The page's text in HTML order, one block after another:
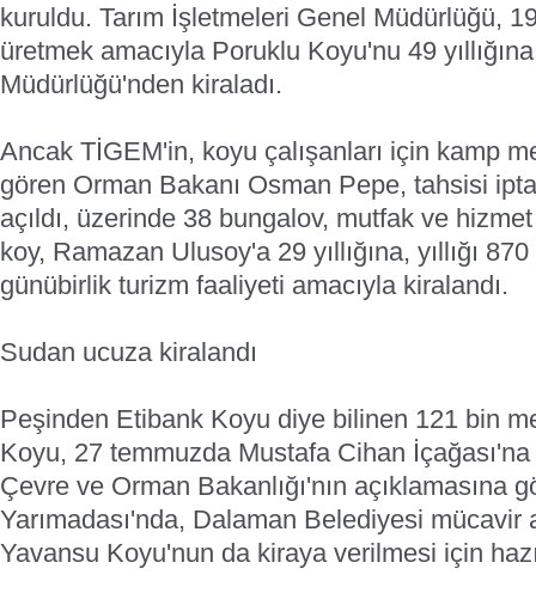
kuruldu. Tarım İşletmeleri Genel Müdürlüğü,
üretmek amacıyla Poruklu Koyu'nu 49
Müdürlüğü'nden kiraladı.
Ancak TİGEM'in, koyu çalışanları için kamp
gören Orman Bakanı Osman Pepe, tahsisi
açıldı, üzerinde 38 bungalov, mutfak ve
koy, Ramazan Ulusoy'a 29 yıllığına, yıllığı
günübirlik turizm faaliyeti amacıyla kiralandı.
Sudan ucuza kiralandı
Peşinden Etibank Koyu diye bilinen 121 bin
Koyu, 27 temmuzda Mustafa Cihan İçağası'na
Çevre ve Orman Bakanlığı'nın açıklamasına
Yarımadası'nda, Dalaman Belediyesi mücavir
Yavansu Koyu'nun da kiraya verilmesi için